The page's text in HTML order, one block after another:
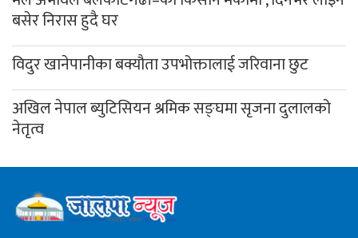
बसेर निरास हुदै घर
विदुर खानेपानीका बक्यौता उपभोक्तालाई जरिवाना छुट
अखिल नेपाल ब्युटिसियन श्रमिक सङ्घमा सृजना दुलालको
नेतृत्व